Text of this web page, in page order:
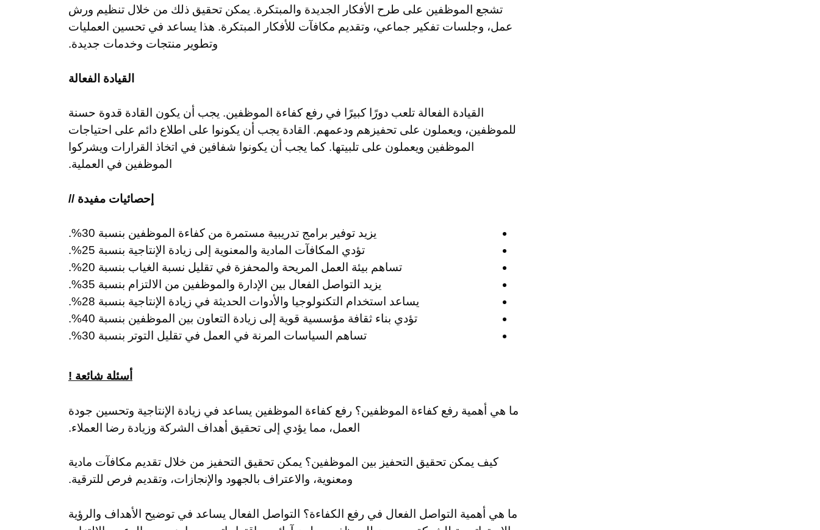
تشجع الموظفين على طرح الأفكار الجديدة والمبتكرة. يمكن تحقيق ذلك من خلال تنظيم ورش
عمل، وجلسات تفكير جماعي، وتقديم مكافآت للأفكار المبتكرة. هذا يساعد في تحسين العمليات
وتطوير منتجات وخدمات جديدة.
القيادة الفعالة
القيادة الفعالة تلعب دورًا كبيرًا في رفع كفاءة الموظفين. يجب أن يكون القادة قدوة حسنة
للموظفين، ويعملون على تحفيزهم ودعمهم. القادة يجب أن يكونوا على اطلاع دائم على احتياجات
الموظفين ويعملون على تلبيتها. كما يجب أن يكونوا شفافين في اتخاذ القرارات ويشركوا
الموظفين في العملية.
إحصائيات مفيدة //
يزيد توفير برامج تدريبية مستمرة من كفاءة الموظفين بنسبة 30%.
تؤدي المكافآت المادية والمعنوية إلى زيادة الإنتاجية بنسبة 25%.
تساهم بيئة العمل المريحة والمحفزة في تقليل نسبة الغياب بنسبة 20%.
يزيد التواصل الفعال بين الإدارة والموظفين من الالتزام بنسبة 35%.
يساعد استخدام التكنولوجيا والأدوات الحديثة في زيادة الإنتاجية بنسبة 28%.
تؤدي بناء ثقافة مؤسسية قوية إلى زيادة التعاون بين الموظفين بنسبة 40%.
تساهم السياسات المرنة في العمل في تقليل التوتر بنسبة 30%.
أسئلة شائعة !
ما هي أهمية رفع كفاءة الموظفين؟ رفع كفاءة الموظفين يساعد في زيادة الإنتاجية وتحسين جودة
العمل، مما يؤدي إلى تحقيق أهداف الشركة وزيادة رضا العملاء.
كيف يمكن تحقيق التحفيز بين الموظفين؟ يمكن تحقيق التحفيز من خلال تقديم مكافآت مادية
ومعنوية، والاعتراف بالجهود والإنجازات، وتقديم فرص للترقية.
ما هي أهمية التواصل الفعال في رفع الكفاءة؟ التواصل الفعال يساعد في توضيح الأهداف والرؤية